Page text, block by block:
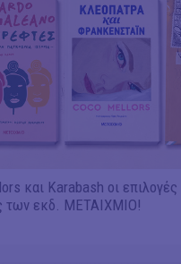
και Karabash οι
των εκδ. ΜΕΤΑΙΧΜΙΟ!